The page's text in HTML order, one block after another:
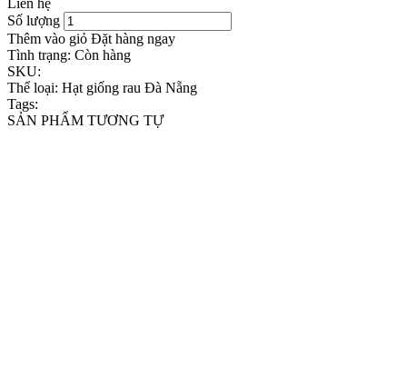
Số lượng
Thêm vào giỏ Đặt hàng ngay
Tình trạng: Còn hàng
SKU:
Thể loại: Hạt giống rau Đà Nẵng
Tags:
SẢN PHẨM TƯƠNG TỰ